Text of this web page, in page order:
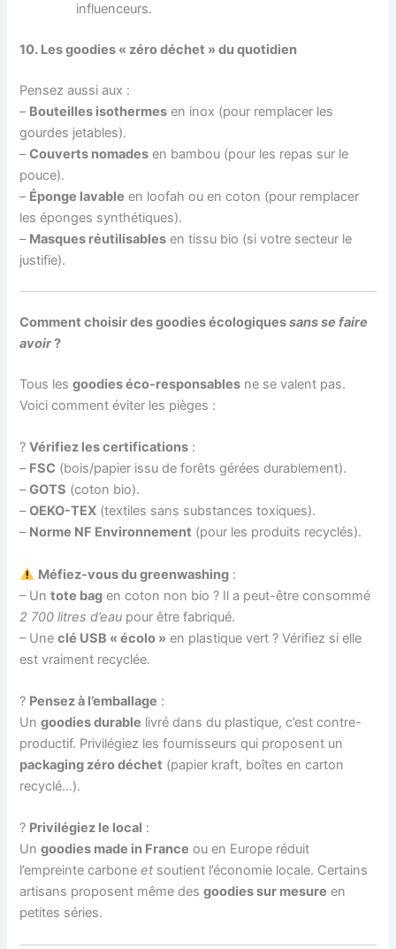
influenceurs.
10. Les goodies « zéro déchet » du quotidien
Pensez aussi aux :
– Bouteilles isothermes en inox (pour remplacer les
gourdes jetables).
–Couverts nomades en bambou (pour les repas sur le
pouce).
– Éponge lavable en loofah ou en coton (pour remplacer
les éponges synthétiques).
– Masques réutilisables en tissu bio (si votre secteur le
justifie).
Comment choisir des goodies écologiquessans se faire
avoir?
Tous lesgoodies éco-responsables ne se valent pas.
Voici comment éviter les pièges :
?Vérifiez les certifications :
– FSC (bois/papier issu de forêts gérées durablement).
–GOTS (coton bio).
–OEKO-TEX (textiles sans substances toxiques).
– Norme NF Environnement (pour les produits recyclés).
Méfiez-vous du greenwashing :
– Untote bag en coton non bio ? Il a peut-être consommé
2 700 litres d’eau pour être fabriqué.
– Uneclé USB « écolo » en plastique vert ? Vérifiez si elle
est vraiment recyclée.
? Pensez à l’emballage :
Ungoodies durable livré dans du plastique, c’est contre-
productif. Privilégiez les fournisseurs qui proposent un
packaging zéro déchet (papier kraft, boîtes en carton
recyclé…).
? Privilégiez le local :
Ungoodies made in France ou en Europe réduit
l’empreinte carboneet soutient l’économie locale. Certains
artisans proposent même desgoodies sur mesure en
petites séries.